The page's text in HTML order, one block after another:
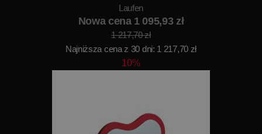
Laufen
Nowa cena 1 095,93 zł
1 217,70 zł
Najniższa cena z 30 dni: 1 217,70 zł
10%